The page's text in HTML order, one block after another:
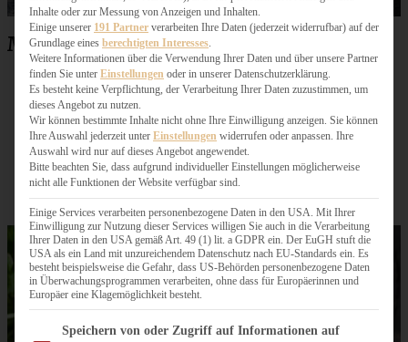
Mein Chili con Carne ist
in längstens 1 Stunde auf dem Tisch
unglaublich beliebt bei Kids und Teens
sehr einfach vorzukochen und dann, wenn es
gebraucht wird, aufzuwärmen
auch sehr gut zum Meal Prep oder zum Einfrieren
geeignet
Inhalte oder zur Messung von Anzeigen und Inhalten.
Einige unserer 191 Partner verarbeiten Ihre Daten (jederzeit widerrufbar) auf der
Grundlage eines berechtigten Interesses.
Weitere Informationen über die Verwendung Ihrer Daten und über unsere Partner
finden Sie unter Einstellungen oder in unserer Datenschutzerklärung.
Es besteht keine Verpflichtung, der Verarbeitung Ihrer Daten zuzustimmen, um
dieses Angebot zu nutzen.
Wir können bestimmte Inhalte nicht ohne Ihre Einwilligung anzeigen. Sie können
Ihre Auswahl jederzeit unter Einstellungen widerrufen oder anpassen. Ihre
Auswahl wird nur auf dieses Angebot angewendet.
Bitte beachten Sie, dass aufgrund individueller Einstellungen möglicherweise
nicht alle Funktionen der Website verfügbar sind.
Einige Services verarbeiten personenbezogene Daten in den USA. Mit Ihrer
Einwilligung zur Nutzung dieser Services willigen Sie auch in die Verarbeitung
Ihrer Daten in den USA gemäß Art. 49 (1) lit. a GDPR ein. Der EuGH stuft die
USA als ein Land mit unzureichendem Datenschutz nach EU-Standards ein. Es
besteht beispielsweise die Gefahr, dass US-Behörden personenbezogene Daten
in Überwachungsprogrammen verarbeiten, ohne dass für Europäerinnen und
Europäer eine Klagemöglichkeit besteht.
Im Folgenden finden Sie eine Liste der Zwecke des IAB Transparency and Consent
Speichern von oder Zugriff auf Informationen auf